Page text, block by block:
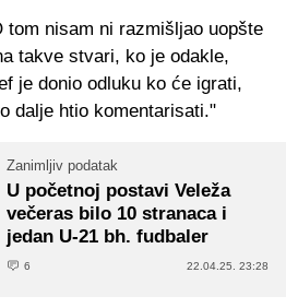
tom nisam ni razmišljao uopšte
takve stvari, ko je odakle,
je donio odluku ko će igrati,
dalje htio komentarisati."
Zanimljiv podatak
U početnoj postavi Veleža
večeras bilo 10 stranaca i
jedan U-21 bh. fudbaler
6 22.04.25. 23:28